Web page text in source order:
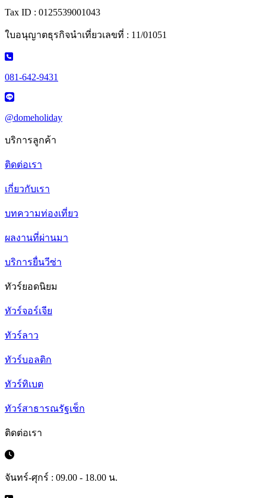
Tax ID : 0125539001043
ใบอนุญาตธุรกิจนำเที่ยวเลขที่ : 11/01051
081-642-9431
@domeholiday
บริการลูกค้า
ติดต่อเรา
เกี่ยวกับเรา
บทความท่องเที่ยว
ผลงานที่ผ่านมา
บริการยื่นวีซ่า
ทัวร์ยอดนิยม
ทัวร์จอร์เจีย
ทัวร์ลาว
ทัวร์บอลติก
ทัวร์ทิเบต
ทัวร์สาธารณรัฐเช็ก
ติดต่อเรา
จันทร์-ศุกร์ : 09.00 - 18.00 น.